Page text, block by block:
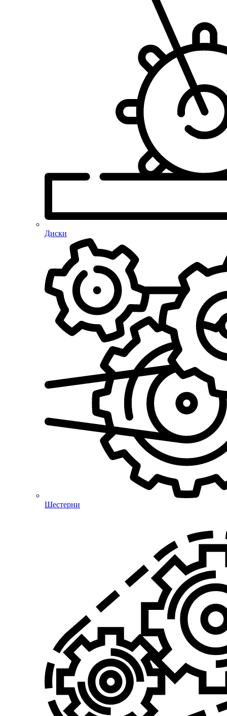
Диски
Шестерни